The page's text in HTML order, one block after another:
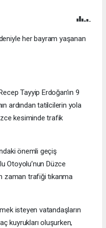
her bayram yaşanan
Tayyip Erdoğan’ın 9
ardından tatilcilerin yola
kesiminde trafik
önemli geçiş
Otoyolu’nun Düzce
zaman trafiği tıkanma
isteyen vatandaşların
kuyrukları oluşurken,